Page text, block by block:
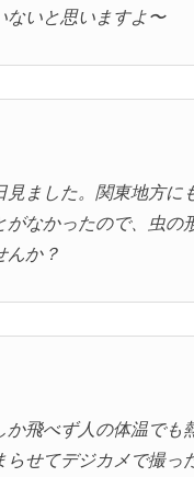
ないと思いますよ〜
ました。関東地方に
なかったので、虫の
んか？
飛べず人の体温でも
せてデジカメで撮っ